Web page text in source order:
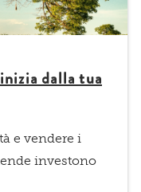
dalla tua
e vendere i
investono